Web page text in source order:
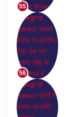
55
56